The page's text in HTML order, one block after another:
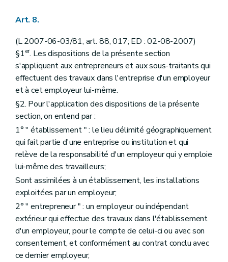
Art. 8.
(L 2007-06-03/81, art. 88, 017; ED : 02-08-2007)
§1er. Les dispositions de la présente section
s'appliquent aux entrepreneurs et aux sous-traitants qui
effectuent des travaux dans l'entreprise d'un employeur
et à cet employeur lui-même.
§2. Pour l'application des dispositions de la présente
section, on entend par :
1° " établissement " : le lieu délimité géographiquement
qui fait partie d'une entreprise ou institution et qui
relève de la responsabilité d'un employeur qui y emploie
lui-même des travailleurs;
Sont assimilées à un établissement, les installations
exploitées par un employeur;
2° " entrepreneur " : un employeur ou indépendant
extérieur qui effectue des travaux dans l'établissement
d'un employeur, pour le compte de celui-ci ou avec son
consentement, et conformément au contrat conclu avec
ce dernier employeur;